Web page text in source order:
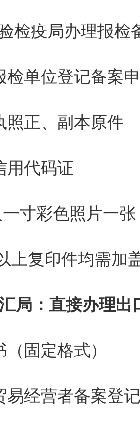
检疫局办理报检
检单位登记备案
照正、副本原件
用代码证
寸彩色照片一张
上复印件均需加
局：直接办理
（固定格式）
易经营者备案登